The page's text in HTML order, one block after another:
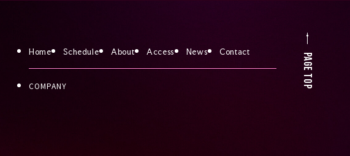
Home Schedule About Access News Contact
COMPANY PAGE TOP